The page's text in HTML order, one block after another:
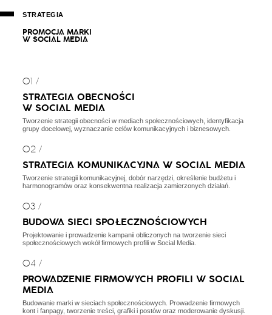
STRATEGIA
PROMOCJA MARKI
W SOCIAL MEDIA
01 /
STRATEGIA OBECNOŚCI
W SOCIAL MEDIA
Tworzenie strategii obecności w mediach społecznościowych, identyfikacja
grupy docelowej, wyznaczanie celów komunikacyjnych i biznesowych.
02 /
STRATEGIA KOMUNIKACYJNA W SOCIAL MEDIA
Tworzenie strategii komunikacyjnej, dobór narzędzi, określenie budżetu i
harmonogramów oraz konsekwentna realizacja zamierzonych działań.
03 /
BUDOWA SIECI SPOŁECZNOŚCIOWYCH
Projektowanie i prowadzenie kampanii obliczonych na tworzenie sieci
społecznościowych wokół firmowych profili w Social Media.
04 /
PROWADZENIE FIRMOWYCH PROFILI W SOCIAL
MEDIA
Budowanie marki w sieciach społecznościowych. Prowadzenie firmowych
kont i fanpagy, tworzenie treści, grafiki i postów oraz moderowanie dyskusji.